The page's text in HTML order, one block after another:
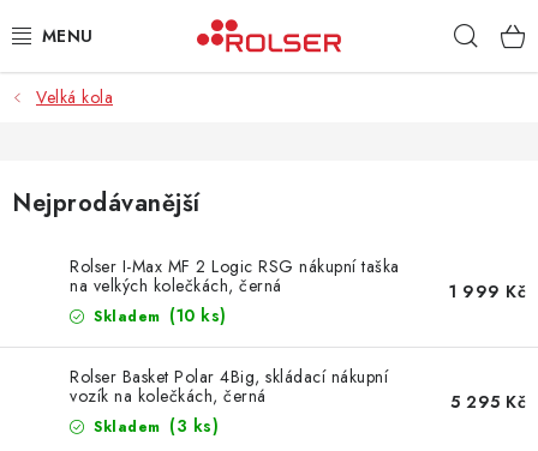
na
TAŠKY NA KOLEČKÁCH
KLASICKÉ TAŠKY
PŘÍSLUŠENSTVÍ
Kontakt Obchodní podmínky
Velká kola
Nejprodávanější
Rolser I-Max MF 2 Logic RSG nákupní taška
na velkých kolečkách, černá
Skladem (10 ks)
1 999 Kč
Rolser Basket Polar 4Big, skládací nákupní
vozík na kolečkách, černá
Skladem (3 ks)
5 295 Kč